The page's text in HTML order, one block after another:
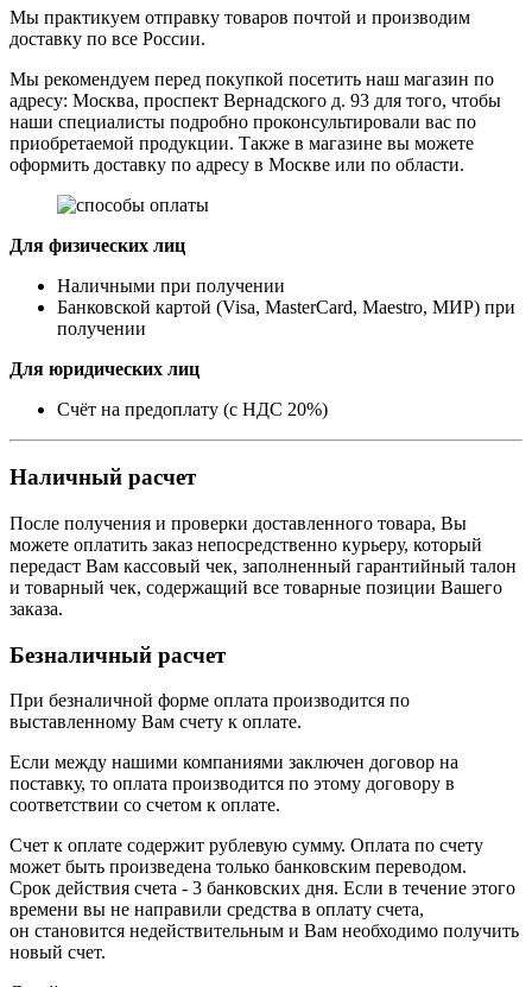
Мы практикуем отправку товаров почтой и производим
доставку по все России.
Мы рекомендуем перед покупкой посетить наш магазин по
адресу: Москва, проспект Вернадского д. 93 для того, чтобы
наши специалисты подробно проконсультировали вас по
приобретаемой продукции. Также в магазине вы можете
оформить доставку по адресу в Москве или по области.
Для физических лиц
Наличными при получении
Банковской картой (Visa, MasterCard, Maestro, МИР) при
получении
Для юридических лиц
Счёт на предоплату (с НДС 20%)
Наличный расчет
После получения и проверки доставленного товара, Вы
можете оплатить заказ непосредственно курьеру, который
передаст Вам кассовый чек, заполненный гарантийный талон
и товарный чек, содержащий все товарные позиции Вашего
заказа.
Безналичный расчет
При безналичной форме оплата производится по
выставленному Вам счету к оплате.
Если между нашими компаниями заключен договор на
поставку, то оплата производится по этому договору в
соответствии со счетом к оплате.
Счет к оплате содержит рублевую сумму. Оплата по счету
может быть произведена только банковским переводом.
Срок действия счета - 3 банковских дня. Если в течение этого
времени вы не направили средства в оплату счета,
он становится недействительным и Вам необходимо получить
новый счет.